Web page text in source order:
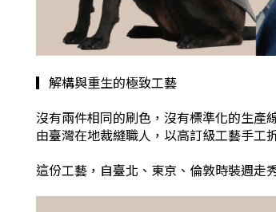
▎解構與重生的極致工藝
沒有兩件相同的刷色，沒有標準化的生產
由臺灣在地裁縫職人，以高訂級工藝手
這份工藝，自臺北、東京、倫敦時裝週走